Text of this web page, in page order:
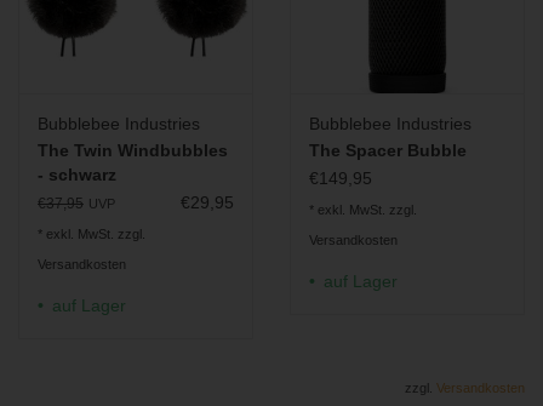
Bubblebee Industries
The Twin Windbubbles
- schwarz
€37,95 UVP €29,95
* exkl. MwSt. zzgl.
Versandkosten
auf Lager
Bubblebee Industries
The Spacer Bubble
€149,95
* exkl. MwSt. zzgl.
Versandkosten
auf Lager
zzgl. Versandkosten